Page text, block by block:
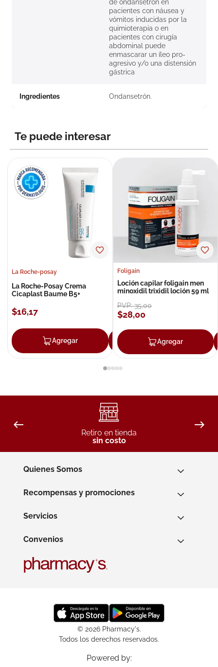
de ondansetron en
pacientes con náusea y
vómitos inducidas por la
quimioterapia o en
pacientes con cirugía
abdominal puede
enmascarar un íleo pro-
agresivo y/o una distensión
gástrica
Ingredientes Ondansetrón.
Te puede interesar
La Roche-posay
La Roche-Posay Crema
Cicaplast Baume B5+
$16,17
Agregar Agregar
Foligain
Loción capilar foligain men
minoxidil trixidil loción 59 ml
PVP:35,00
$28,00
Agregar
Retiro en tienda
sin costo
Quienes Somos
Recompensas y promociones
Servicios
Convenios
© 2026 Pharmacy's.
Todos los derechos reservados.
Powered by: